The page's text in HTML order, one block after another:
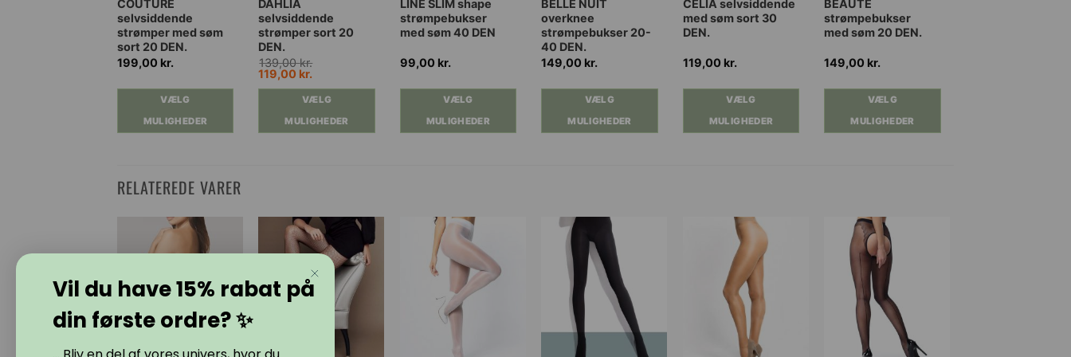
COUTURE
selvsiddende
strømper med søm
sort 20 DEN.
199,00 kr.
VÆLG
MULIGHEDER
Dette
vare
har
flere
Mulighederne
vælges
DAHLIA
selvsiddende
strømper sort 20
DEN.
139,00kr.
Den
oprindelige
139,00 kr..
119,00 kr.
pris
er:
119,00 kr..
VÆLG
MULIGHEDER
Dette
vare
har
flere
varianter.
Mulighederne
vælges
LINE SLIM shape
strømpebukser
med søm 40 DEN
99,00 kr.
VÆLG
MULIGHEDER
Dette
vare
har
flere
Mulighederne
vælges
BELLE NUIT
overknee
strømpebukser 20-
40 DEN.
149,00 kr.
VÆLG
MULIGHEDER
Dette
vare
har
flere
Mulighederne
vælges
CELIA selvsiddende
med søm sort 30
DEN.
119,00 kr.
VÆLG
MULIGHEDER
Dette
vare
har
flere
Mulighederne
vælges
BEAUTÉ
strømpebukser
med søm 20 DEN.
149,00 kr.
VÆLG
MULIGHEDER
Dette
vare
har
flere
Mulighederne
vælges
RELATEREDE VARER
Vil du have 15% rabat på
din første ordre? ✨